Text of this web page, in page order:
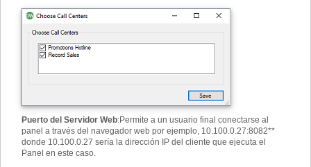
Puerto del Servidor Web:Permite a un usuario final conectarse al
panel a través del navegador web por ejemplo, 10.100.0.27:8082**
donde 10.100.0.27 sería la dirección IP del cliente que ejecuta el
Panel en este caso.